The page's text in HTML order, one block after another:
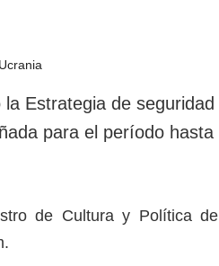
Estrategia de seguridad
para el período hasta
de Cultura y Política de